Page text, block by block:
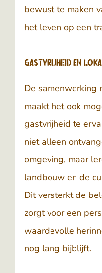
bewust te maken
het leven op een
Gastvrijheid en
De samenwerking
maakt het ook
gastvrijheid te
niet alleen
omgeving, maar
landbouw en de
Dit versterkt de
zorgt voor een
waardevolle
nog lang bijblijft.